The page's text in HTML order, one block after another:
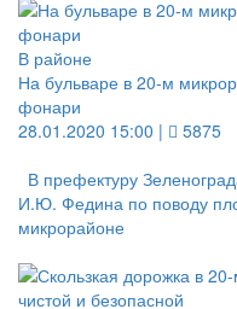
В районе
На бульваре в 20-м
фонари
28.01.2020 15:00 |
5875
В префектуру
И.Ю. Федина по поводу
микрорайоне